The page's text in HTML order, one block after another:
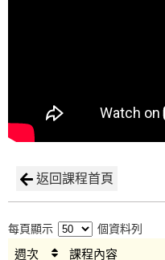
返回課程首頁
每頁顯示 個資料列
週次 課程內容